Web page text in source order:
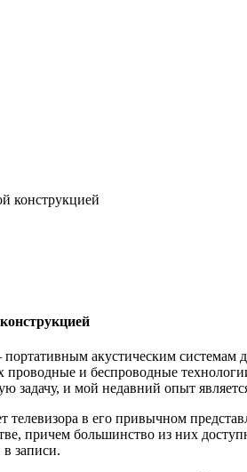
конструкцией
акустическим
и беспроводные
задачу, и мой недавний опыт
телевизора в его привычном
причем большинство из них
записи.